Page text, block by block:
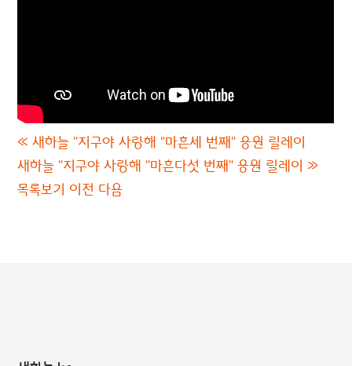
« 새하늘 "지구야 사랑해 "마흔세 번째" 응원 릴레이
새하늘 "지구야 사랑해 "마흔다섯 번째" 응원 릴레이 »
목록보기 이전 다음